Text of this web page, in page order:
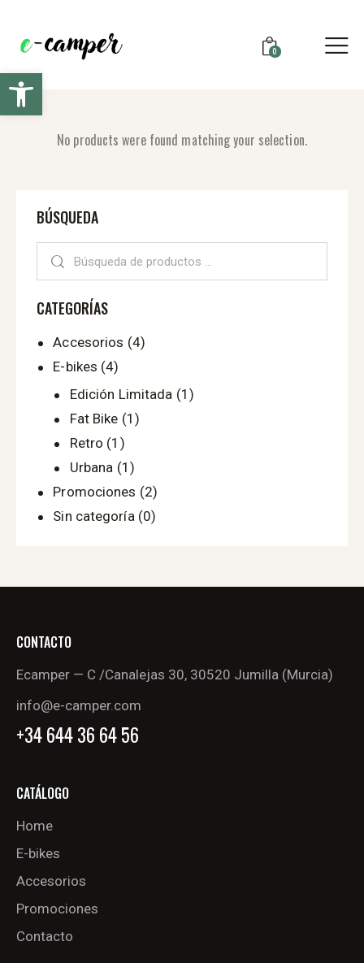
0
No products were found matching your selection.
BÚSQUEDA
CATEGORÍAS
Accesorios (4)
E-bikes (4)
Edición Limitada (1)
Fat Bike (1)
Retro (1)
Urbana (1)
Promociones (2)
Sin categoría (0)
CONTACTO
Ecamper — C /Canalejas 30, 30520 Jumilla (Murcia)
info@e-camper.com
+34 644 36 64 56
CATÁLOGO
Home
E-bikes
Accesorios
Promociones
Contacto
España.
Abrir barra de herramientas